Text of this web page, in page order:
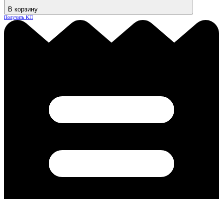
В корзину
Получить КП